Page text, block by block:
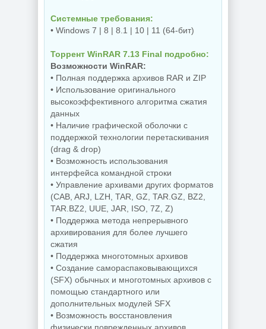
Системные требования:
• Windows 7 | 8 | 8.1 | 10 | 11 (64-бит)
Торрент WinRAR 7.13 Final подробно:
Возможности WinRAR:
• Полная поддержка архивов RAR и ZIP
• Использование оригинального
высокоэффективного алгоритма сжатия
данных
• Наличие графической оболочки с
поддержкой технологии перетаскивания
(drag & drop)
• Возможность использования
интерфейса командной строки
• Управление архивами других форматов
(CAB, ARJ, LZH, TAR, GZ, TAR.GZ, BZ2,
TAR.BZ2, UUE, JAR, ISO, 7Z, Z)
• Поддержка метода непрерывного
архивирования для более лучшего
сжатия
• Поддержка многотомных архивов
• Создание самораспаковывающихся
(SFX) обычных и многотомных архивов с
помощью стандартного или
дополнительных модулей SFX
• Возможность восстановления